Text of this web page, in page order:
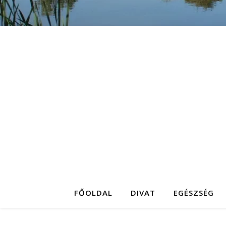
FŐOLDAL DIVAT EGÉSZSÉG